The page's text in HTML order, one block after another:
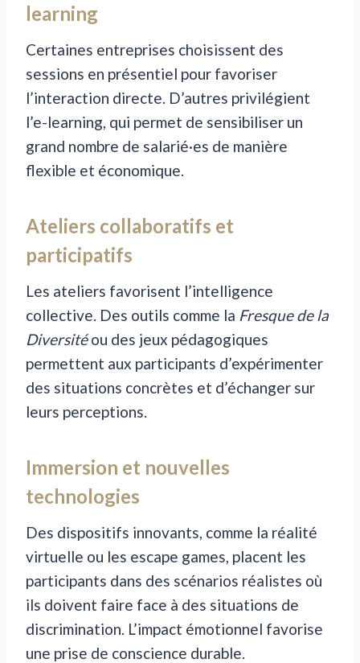
learning
Certaines entreprises choisissent des
sessions en présentiel pour favoriser
l’interaction directe. D’autres privilégient
l’e-learning, qui permet de sensibiliser un
grand nombre de salarié·es de manière
flexible et économique.
Ateliers collaboratifs et
participatifs
Les ateliers favorisent l’intelligence
collective. Des outils comme la Fresque de la
Diversitéou des jeux pédagogiques
permettent aux participants d’expérimenter
des situations concrètes et d’échanger sur
leurs perceptions.
Immersion et nouvelles
technologies
Des dispositifs innovants, comme la réalité
virtuelle ou les escape games, placent les
participants dans des scénarios réalistes où
ils doivent faire face à des situations de
discrimination. L’impact émotionnel favorise
une prise de conscience durable.